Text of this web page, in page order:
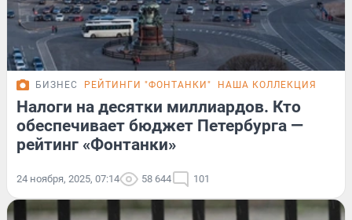
БИЗНЕС РЕЙТИНГИ "ФОНТАНКИ" НАША КОЛЛЕКЦИЯ
Налоги на десятки миллиардов. Кто
обеспечивает бюджет Петербурга —
рейтинг «Фонтанки»
24 ноября, 2025, 07:14 58 644 101